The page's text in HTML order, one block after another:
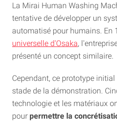
La Mirai Human Washing
tentative de développer un
automatisé pour humains. En
universelle d'Osaka,
présenté un concept similaire.
Cependant, ce prototype
stade de la démonstration.
technologie et les matériaux
pour permettre la